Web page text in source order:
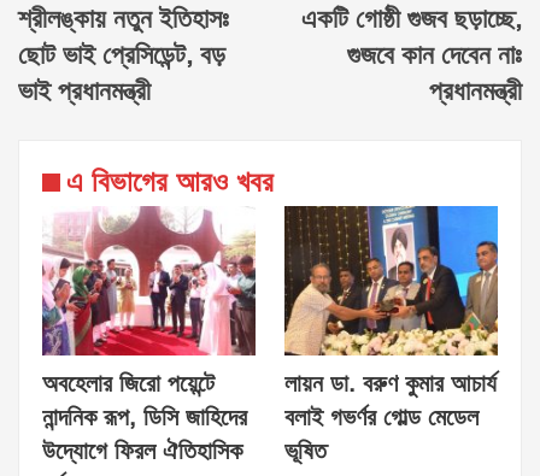
শ্রীলঙ্কায় নতুন ইতিহাসঃ
ছোট ভাই প্রেসিডেন্ট, বড়
ভাই প্রধানমন্ত্রী
একটি গোষ্ঠী গুজব ছড়াচ্ছে,
গুজবে কান দেবেন নাঃ
প্রধানমন্ত্রী
এ বিভাগের আরও খবর
অবহেলার জিরো পয়েন্টে
নান্দনিক রূপ, ডিসি জাহিদের
উদ্যোগে ফিরল ঐতিহাসিক
লায়ন ডা. বরুণ কুমার আচার্য
বলাই গভর্ণর গোল্ড মেডেল
ভূষিত